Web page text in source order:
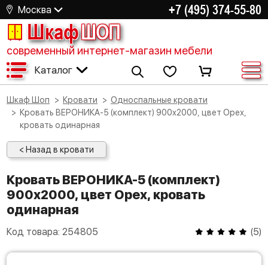
Москва +7 (495) 374-55-80
ШкафШОП
современный интернет-магазин мебели
Каталог
Шкаф Шоп Кровати
Односпальные кровати
Кровать ВЕРОНИКА-5 (комплект) 900х2000, цвет Орех,
кровать одинарная
< Назад в кровати
Кровать ВЕРОНИКА-5 (комплект)
900х2000, цвет Орех, кровать
одинарная
Код товара: 254805 (5)